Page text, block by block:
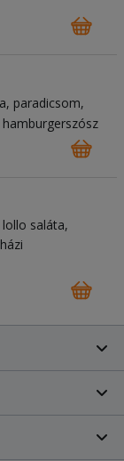
paradicsom
hamburgerszósz
saláta,